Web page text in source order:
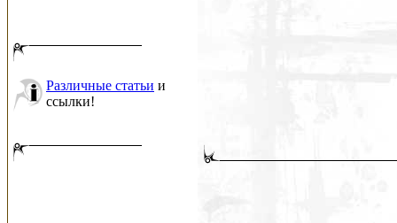
Различные статьи и
ссылки!